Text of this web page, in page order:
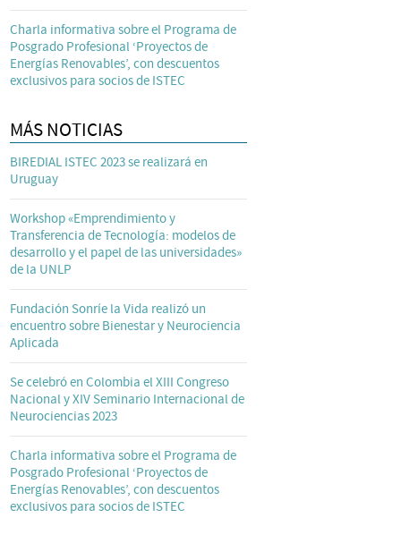
Charla informativa sobre el Programa de
Posgrado Profesional ‘Proyectos de
Energías Renovables’, con descuentos
exclusivos para socios de ISTEC
MÁS NOTICIAS
BIREDIAL ISTEC 2023 se realizará en
Uruguay
Workshop «Emprendimiento y
Transferencia de Tecnología: modelos de
desarrollo y el papel de las universidades»
de la UNLP
Fundación Sonríe la Vida realizó un
encuentro sobre Bienestar y Neurociencia
Aplicada
Se celebró en Colombia el XIII Congreso
Nacional y XIV Seminario Internacional de
Neurociencias 2023
Charla informativa sobre el Programa de
Posgrado Profesional ‘Proyectos de
Energías Renovables’, con descuentos
exclusivos para socios de ISTEC